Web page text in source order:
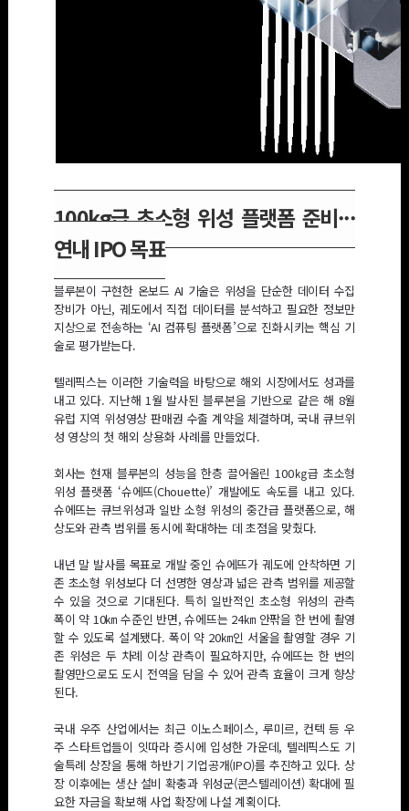
100kg급 초소형 위성 플랫폼 준비···
연내 IPO 목표
블루본이 구현한 온보드 AI 기술은 위성을 단순한 데이터 수집
장비가 아닌, 궤도에서 직접 데이터를 분석하고 필요한 정보만
지상으로 전송하는 ‘AI 컴퓨팅 플랫폼’으로 진화시키는 핵심 기
술로 평가받는다.
텔레픽스는 이러한 기술력을 바탕으로 해외 시장에서도 성과를
내고 있다. 지난해 1월 발사된 블루본을 기반으로 같은 해 8월
유럽 지역 위성영상 판매권 수출 계약을 체결하며, 국내 큐브위
성 영상의 첫 해외 상용화 사례를 만들었다.
회사는 현재 블루본의 성능을 한층 끌어올린 100㎏급 초소형
위성 플랫폼 ‘슈에뜨(Chouette)’ 개발에도 속도를 내고 있다.
슈에뜨는 큐브위성과 일반 소형 위성의 중간급 플랫폼으로, 해
상도와 관측 범위를 동시에 확대하는 데 초점을 맞췄다.
내년 말 발사를 목표로 개발 중인 슈에뜨가 궤도에 안착하면 기
존 초소형 위성보다 더 선명한 영상과 넓은 관측 범위를 제공할
수 있을 것으로 기대된다. 특히 일반적인 초소형 위성의 관측
폭이 약 10㎞ 수준인 반면, 슈에뜨는 24㎞ 안팎을 한 번에 촬영
할 수 있도록 설계됐다. 폭이 약 20㎞인 서울을 촬영할 경우 기
존 위성은 두 차례 이상 관측이 필요하지만, 슈에뜨는 한 번의
촬영만으로도 도시 전역을 담을 수 있어 관측 효율이 크게 향상
된다.
국내 우주 산업에서는 최근 이노스페이스, 루미르, 컨텍 등 우
주 스타트업들이 잇따라 증시에 입성한 가운데, 텔레픽스도 기
술특례 상장을 통해 하반기 기업공개(IPO)를 추진하고 있다. 상
장 이후에는 생산 설비 확충과 위성군(콘스텔레이션) 확대에 필
요한 자금을 확보해 사업 확장에 나설 계획이다.